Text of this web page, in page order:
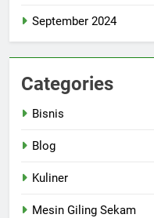
September 2024
Categories
Bisnis
Blog
Kuliner
Mesin Giling Sekam